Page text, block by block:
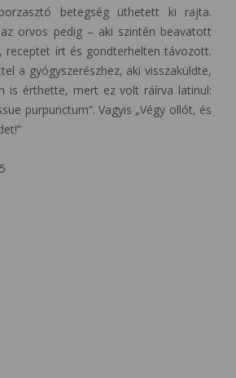
betegség üthetett ki rajta.
orvos pedig – aki szintén beavatott
receptet írt és gondterhelten távozott.
a gyógyszerészhez, aki visszaküldte,
is érthette, mert ez volt ráírva latinul:
purpunctum”. Vagyis „Végy ollót, és